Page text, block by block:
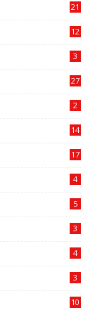
21
12
3
27
2
14
17
4
5
3
4
3
10